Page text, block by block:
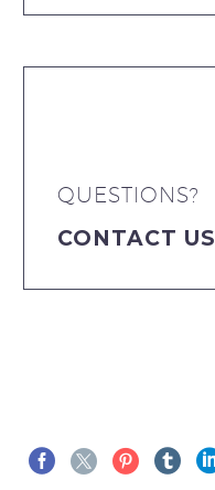
QUESTIONS?
CONTACT US